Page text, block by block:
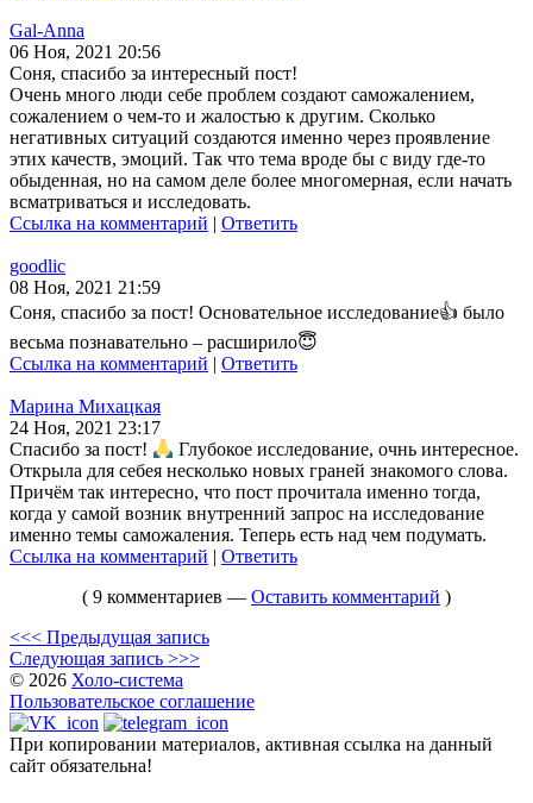
Gal-Anna
06 Ноя, 2021 20:56
Соня, спасибо за интересный пост!
Очень много люди себе проблем создают саможалением,
сожалением о чем-то и жалостью к другим. Сколько
негативных ситуаций создаются именно через проявление
этих качеств, эмоций. Так что тема вроде бы с виду где-то
обыденная, но на самом деле более многомерная, если начать
всматриваться и исследовать.
Ссылка на комментарий | Ответить
goodlic
08 Ноя, 2021 21:59
Соня, спасибо за пост! Основательное исследование👍 было
весьма познавательно – расширило😇
Ссылка на комментарий | Ответить
Марина Михацкая
24 Ноя, 2021 23:17
Спасибо за пост!
Глубокое исследование, очнь интересное.
Открыла для себея несколько новых граней знакомого слова.
Причём так интересно, что пост прочитала именно тогда,
когда у самой возник внутренний запрос на исследование
именно темы саможаления. Теперь есть над чем подумать.
Ссылка на комментарий | Ответить
( 9 комментариев — Оставить комментарий )
<<< Предыдущая запись
Следующая запись >>>
© 2026 Холо-система
Пользовательское соглашение
При копировании материалов, активная ссылка на данный
сайт обязательна!